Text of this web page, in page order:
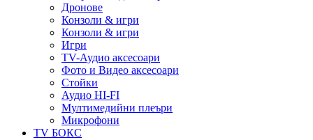
Дронове
Конзоли & игри
Конзоли & игри
Игри
TV-Аудио аксесоари
Фото и Видео аксесоари
Стойки
Аудио HI-FI
Мултимедийни плеъри
Микрофони
TV БОКС